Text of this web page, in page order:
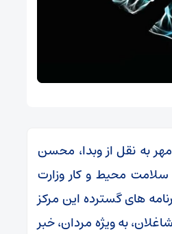
به نقل از وبدا، محسن
محیط و کار وزارت
های گسترده این مرکز
به ویژه مردان، خبر